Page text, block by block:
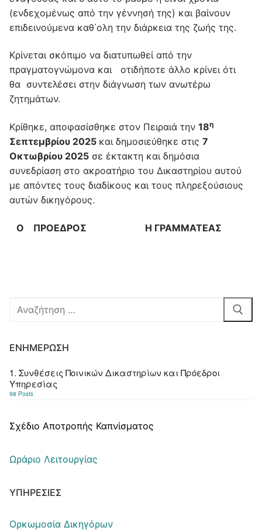
(ενδεχομένως από την γέννησή της) και βαίνουν
επιδεινούμενα καθ΄ολη την διάρκεια της ζωής της.
Κρίνεται σκόπιμο να διατυπωθεί από την
πραγματογνώμονα και οτιδήποτε άλλο κρίνει ότι
θα συντελέσει στην διάγνωση των ανωτέρω
ζητημάτων.
Κρίθηκε, αποφασίσθηκε στον Πειραιά την 18η
Σεπτεμβρίου 2025 και δημοσιεύθηκε στις 7
Οκτωβρίου 2025 σε έκτακτη και δημόσια
συνεδρίαση στο ακροατήριο του Δικαστηρίου αυτού
με απόντες τους διαδίκους και τους πληρεξούσιους
αυτών δικηγόρους.
Ο ΠΡΟΕΔΡΟΣ Η ΓΡΑΜΜΑΤΕΑΣ
Αναζήτηση
ΕΝΗΜΈΡΩΣΗ
1. Συνθέσεις Ποινικών Δικαστηρίων και Πρόεδροι
Υπηρεσίας
98 Posts
Σχέδιο Αποτροπής Καπνίσματος
Ωράριο Λειτουργίας
ΥΠΗΡΕΣΊΕΣ
Ορκωμοσία Δικηγόρων